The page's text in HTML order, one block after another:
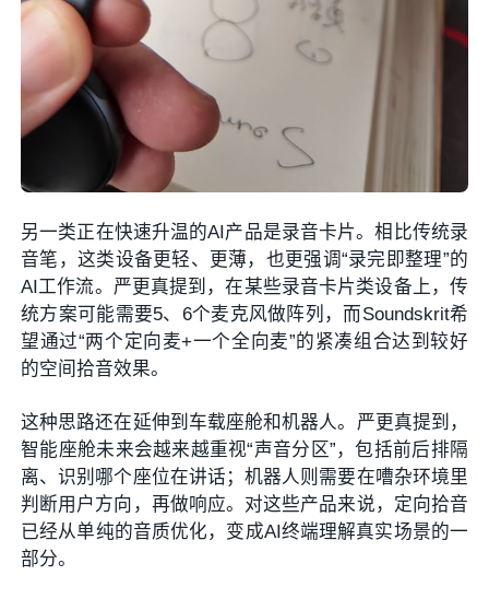
另一类正在快速升温的AI产品是录音卡片。相比传统录
音笔，这类设备更轻、更薄，也更强调“录完即整理”的
AI工作流。严更真提到，在某些录音卡片类设备上，传
统方案可能需要5、6个麦克风做阵列，而Soundskrit希
望通过“两个定向麦+一个全向麦”的紧凑组合达到较好
的空间拾音效果。
这种思路还在延伸到车载座舱和机器人。严更真提到，
智能座舱未来会越来越重视“声音分区”，包括前后排隔
离、识别哪个座位在讲话；机器人则需要在嘈杂环境里
判断用户方向，再做响应。对这些产品来说，定向拾音
已经从单纯的音质优化，变成AI终端理解真实场景的一
部分。